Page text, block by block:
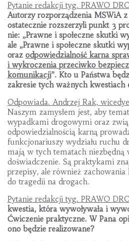
Pytanie redakcji tyg. PRAWO
Autorzy rozporządzenia MSWiA
ostatecznie rozszerzyli punkt 3
nie: „Prawne i społeczne skutki
ale „Prawne i społeczne skutki
oraz odpowiedzialność karna
i wykroczenia przeciwko
komunikacji”. Kto u Państwa
zakresie tych ważnych kwestiach
Odpowiada. Andrzej Rak,
Naszym zamysłem jest, aby
wypadkami drogowymi oraz
odpowiedzialnością karną
funkcjonariuszy wydziału ruchu
mają w tych tematach niezbędną
doświadczenie. Są praktykami
przepisy, ale również
do tragedii na drogach.
Pytanie redakcji tyg. PRAWO
kwestia, która wywoływała i
Ćwiczenie praktyczne. W Pana
ono będzie realizowane?